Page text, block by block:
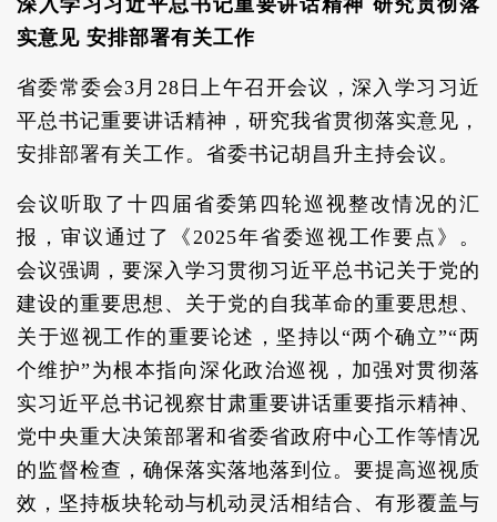
深入学习习近平总书记重要讲话精神 研究贯彻落
实意见 安排部署有关工作
省委常委会3月28日上午召开会议，深入学习习近
平总书记重要讲话精神，研究我省贯彻落实意见，
安排部署有关工作。省委书记胡昌升主持会议。
会议听取了十四届省委第四轮巡视整改情况的汇
报，审议通过了《2025年省委巡视工作要点》。
会议强调，要深入学习贯彻习近平总书记关于党的
建设的重要思想、关于党的自我革命的重要思想、
关于巡视工作的重要论述，坚持以“两个确立”“两
个维护”为根本指向深化政治巡视，加强对贯彻落
实习近平总书记视察甘肃重要讲话重要指示精神、
党中央重大决策部署和省委省政府中心工作等情况
的监督检查，确保落实落地落到位。要提高巡视质
效，坚持板块轮动与机动灵活相结合、有形覆盖与